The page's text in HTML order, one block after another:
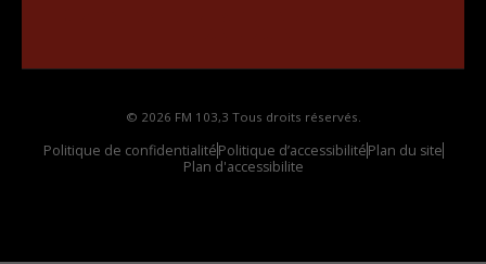
© 2026 FM 103,3 Tous droits réservés.
Politique de confidentialitéPolitique d’accessibilitéPlan du site
Plan d'accessibilite